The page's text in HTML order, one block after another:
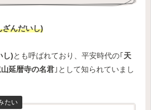
ざんだいし)
し)とも呼ばれており、平安時代の｢天
山延暦寺の名君 ｣として知られていまし